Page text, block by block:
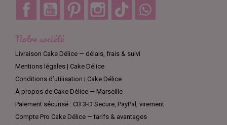
Facebook YouTube Pinterest Instagram TikTok
Notre société
Livraison Cake Délice — délais, frais & suivi
Mentions légales | Cake Délice
Conditions d’utilisation | Cake Délice
À propos de Cake Délice — Marseille
Paiement sécurisé : CB 3-D Secure, PayPal, virement
Compte Pro Cake Délice — tarifs & avantages